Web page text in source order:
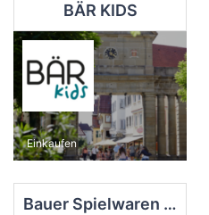
BÄR KIDS
Einkaufen
Bauer Spielwaren Modellbahnen Babyartikel